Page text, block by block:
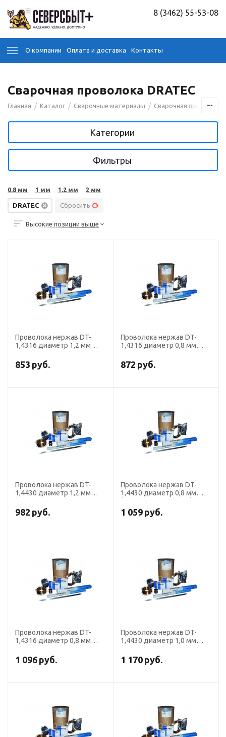
8 (3462) 55-53-08
О компании Оплата и доставка Контакты
Сварочная проволока DRATEC
Главная / Каталог / Сварочные материалы / Сварочная проволока
Категории
Фильтры
0.8 мм 1 мм 1.2 мм 2 мм
DRATEC Сбросить
Высокие позиции выше
Проволока нержав DT-
1,4316 диаметр 1,2 мм
DRATEC
853 руб.
Проволока нержав DT-
1,4316 диаметр 0,8 мм
DRATEC
872 руб.
Проволока нержав DT-
1,4430 диаметр 1,2 мм
DRATEC
982 руб.
Проволока нержав DT-
1,4430 диаметр 0,8 мм
DRATEC
1 059 руб.
Проволока нержав DT-
1,4316 диаметр 0,8 мм
DRATEC
1 096 руб.
Проволока нержав DT-
1,4430 диаметр 1,0 мм
DRATEC
1 170 руб.